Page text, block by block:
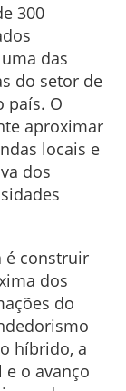
300
das
do setor de
país. O
aproximar
locais e
dos
é construir
dos
do
híbrido, a
o avanço